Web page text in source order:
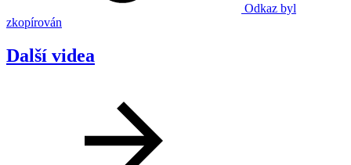
Odkaz byl
zkopírován
Další videa